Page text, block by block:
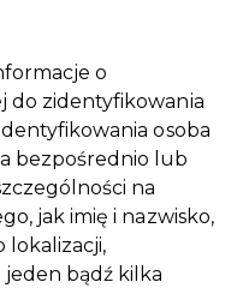
o
do zidentyfikowania
osoba
bezpośrednio lub
na
jak imię i nazwisko,
lokalizacji,
bądź kilka